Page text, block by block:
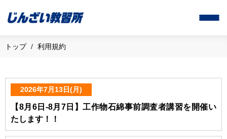
トップ 利用規約
2026年7月13日(月)
【8月6日-8月7日】工作物石綿事前調査者講習を開催い
たします！！